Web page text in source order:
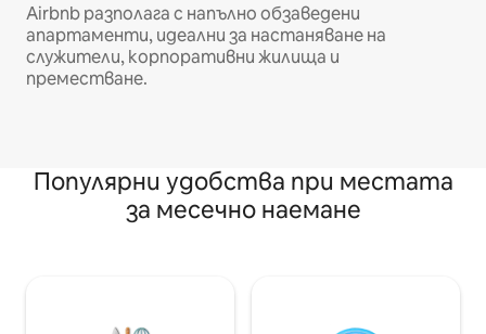
Airbnb разполага с напълно обзаведени
апартаменти, идеални за настаняване на
служители, корпоративни жилища и
преместване.
Популярни удобства при местата
за месечно наемане